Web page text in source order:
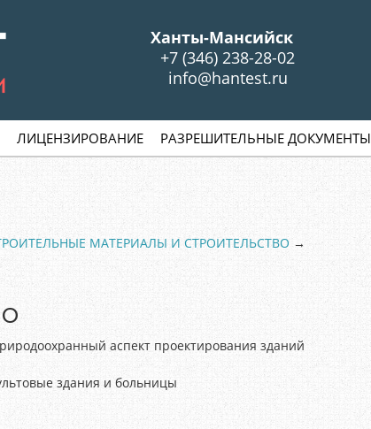
Ханты-Мансийск
+7 (346) 238-28-02
info@hantest.ru
ЛИЦЕНЗИРОВАНИЕ РАЗРЕШИТЕЛЬНЫЕ ДОКУМЕНТЫ
МАТЕРИАЛЫ И СТРОИТЕЛЬСТВО →
аспект проектирования зданий
здания и больницы